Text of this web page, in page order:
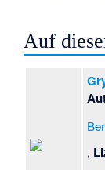
Auf
,